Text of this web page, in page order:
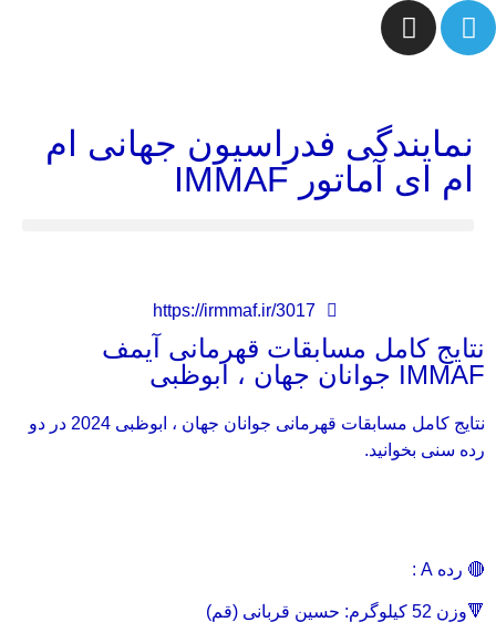
نمایندگی فدراسیون جهانی ام
ام ای آماتور IMMAF
https://irmmaf.ir/3017
نتایج کامل مسابقات قهرمانی آیمف
IMMAF جوانان‌ جهان ، ابوظبی
نتایج کامل مسابقات قهرمانی جوانان‌ جهان ، ابوظبی 2024 در دو
رده سنی بخوانید.
🔴 رده A :
🔻وزن 52 کیلوگرم: حسین قربانی (قم)